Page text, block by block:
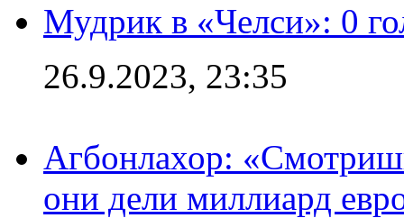
Мудрик в «Челси»: 0
26.9.2023, 23:35
Агбонлахор:
они дели миллиард